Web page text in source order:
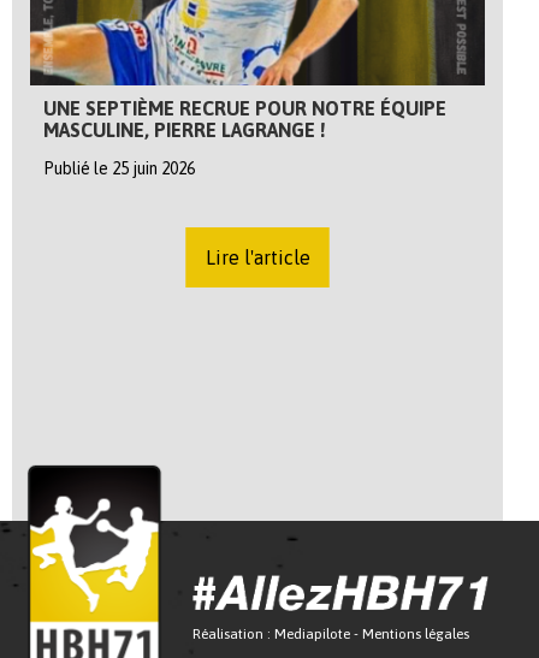
UNE SEPTIÈME RECRUE POUR NOTRE ÉQUIPE
MASCULINE, PIERRE LAGRANGE !
Publié le 25 juin 2026
Lire l'article
Réalisation : Mediapilote - Mentions légales